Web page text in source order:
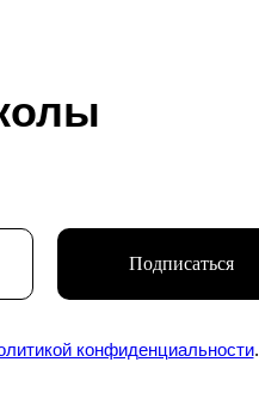
Подписаться
конфиденциальности.
о новых курсах,